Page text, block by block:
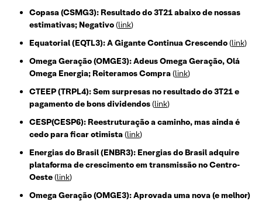
Copasa (CSMG3): Resultado do 3T21 abaixo de nossas
estimativas; Negativo(link)
Equatorial (EQTL3): A Gigante Continua Crescendo(link)
Omega Geração (OMGE3): Adeus Omega Geração, Olá
Omega Energia; Reiteramos Compra(link)
CTEEP (TRPL4): Sem surpresas no resultado do 3T21 e
pagamento de bons dividendos(link)
CESP(CESP6): Reestruturação a caminho, mas ainda é
cedo para ficar otimista(link)
Energias do Brasil (ENBR3): Energias do Brasil adquire
plataforma de crescimento em transmissão no Centro-
Oeste(link)
Omega Geração (OMGE3): Aprovada uma nova (e melhor)